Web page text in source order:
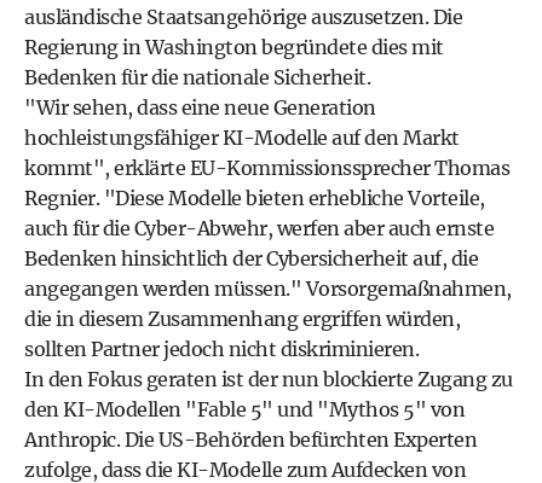
ausländische Staatsangehörige auszusetzen. Die
Regierung in Washington begründete dies mit
Bedenken für die nationale Sicherheit.
"Wir sehen, dass eine neue Generation
hochleistungsfähiger KI-Modelle auf den Markt
kommt", erklärte EU-Kommissionssprecher Thomas
Regnier. "Diese Modelle bieten erhebliche Vorteile,
auch für die Cyber-Abwehr, werfen aber auch ernste
Bedenken hinsichtlich der Cybersicherheit auf, die
angegangen werden müssen." Vorsorgemaßnahmen,
die in diesem Zusammenhang ergriffen würden,
sollten Partner jedoch nicht diskriminieren.
In den Fokus geraten ist der nun blockierte Zugang zu
den KI-Modellen "Fable 5" und "Mythos 5" von
Anthropic. Die US-Behörden befürchten Experten
zufolge, dass die KI-Modelle zum Aufdecken von